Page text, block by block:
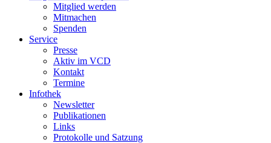
Mitglied werden
Mitmachen
Spenden
Service
Presse
Aktiv im VCD
Kontakt
Termine
Infothek
Newsletter
Publikationen
Links
Protokolle und Satzung